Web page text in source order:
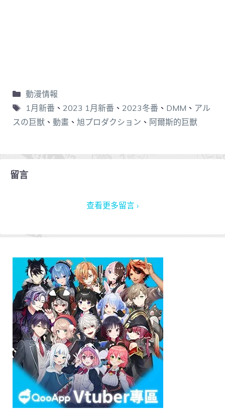
動漫情報
1月新番 、 2023 1月新番 、 2023冬番 、 DMM 、 アル
スの巨獣 、 動畫 、 旭プロダクション 、 阿爾斯的巨獸
留言
查看更多留言 ›